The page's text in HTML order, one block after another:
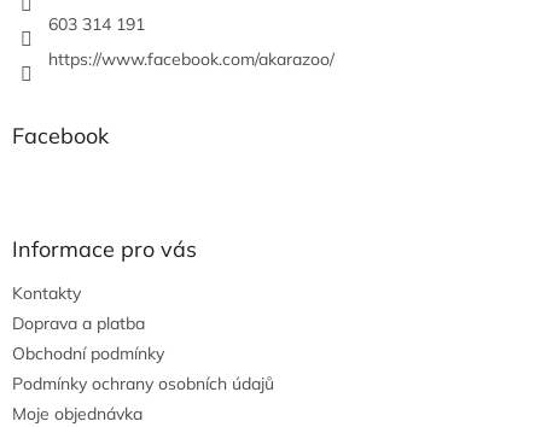
603 314 191
https://www.facebook.com/akarazoo/
Facebook
Informace pro vás
Kontakty
Doprava a platba
Obchodní podmínky
Podmínky ochrany osobních údajů
Moje objednávka